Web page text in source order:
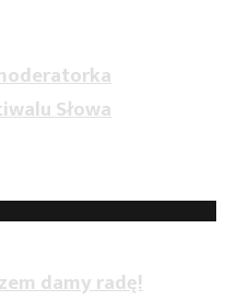
Słowa
damy radę!